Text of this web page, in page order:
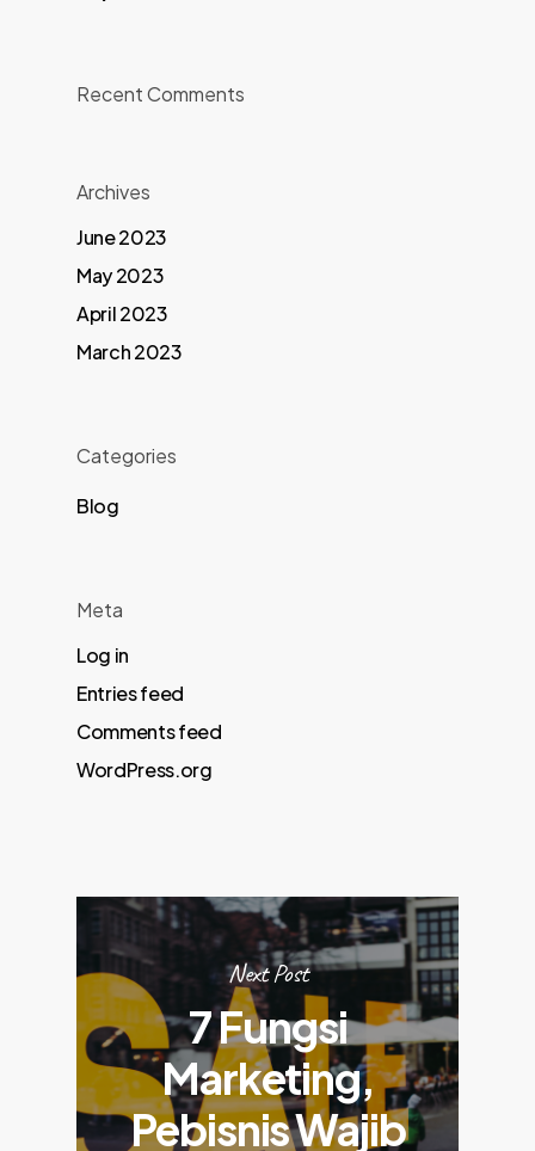
Recent Comments
Archives
June 2023
May 2023
April 2023
March 2023
Categories
Blog
Meta
Log in
Entries feed
Comments feed
WordPress.org
Next Post
7 Fungsi
Marketing,
Pebisnis Wajib